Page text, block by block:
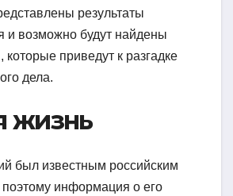
результаты
и возможно будут найдены
приведут к разгадке
дела.
жизнь
был известным российским
поэтому информация о его